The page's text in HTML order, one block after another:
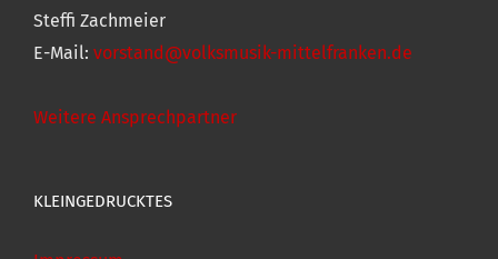
Steffi Zachmeier
E-Mail: vorstand@volksmusik-mittelfranken.de
Weitere Ansprechpartner
KLEINGEDRUCKTES